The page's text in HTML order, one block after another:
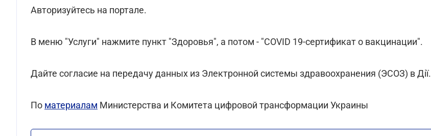
Авторизуйтесь на портале.
В меню "Услуги" нажмите пункт "Здоровья", а потом - "COVID 19-сертификат о вакцинации".
Дайте согласие на передачу данных из Электронной системы здравоохранения (ЭСОЗ) в Дії.
По материалам Министерства и Комитета цифровой трансформации Украины